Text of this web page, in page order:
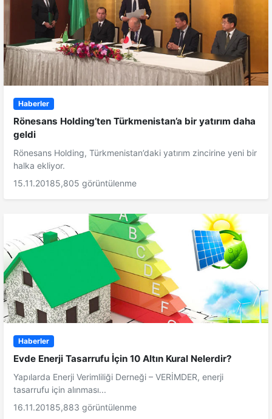
Haberler
Rönesans Holding’ten Türkmenistan’a bir yatırım daha
geldi
Rönesans Holding, Türkmenistan’daki yatırım zincirine yeni bir
halka ekliyor.
15.11.20185,805 görüntülenme
Haberler
Evde Enerji Tasarrufu İçin 10 Altın Kural Nelerdir?
Yapılarda Enerji Verimliliği Derneği – VERİMDER, enerji
tasarrufu için alınması...
16.11.20185,883 görüntülenme